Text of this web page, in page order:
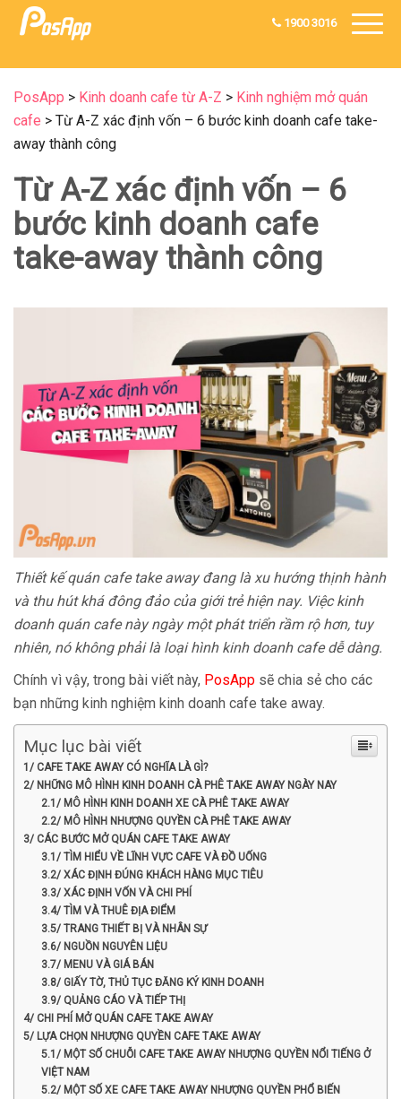
1900 3016
PosApp > Kinh doanh cafe từ A-Z > Kinh nghiệm mở quán
cafe > Từ A-Z xác định vốn – 6 bước kinh doanh cafe take-
away thành công
Từ A-Z xác định vốn – 6
bước kinh doanh cafe
take-away thành công
Thiết kế quán cafe take away đang là xu hướng thịnh hành
và thu hút khá đông đảo của giới trẻ hiện nay. Việc kinh
doanh quán cafe này ngày một phát triển rầm rộ hơn, tuy
nhiên, nó không phải là loại hình kinh doanh cafe dễ dàng.
Chính vì vậy, trong bài viết này, PosApp sẽ chia sẻ cho các
bạn những kinh nghiệm kinh doanh cafe take away.
Mục lục bài viết
1/ CAFE TAKE AWAY CÓ NGHĨA LÀ GÌ?
2/ NHỮNG MÔ HÌNH KINH DOANH CÀ PHÊ TAKE AWAY NGÀY NAY
2.1/ MÔ HÌNH KINH DOANH XE CÀ PHÊ TAKE AWAY
2.2/ MÔ HÌNH NHƯỢNG QUYỀN CÀ PHÊ TAKE AWAY
3/ CÁC BƯỚC MỞ QUÁN CAFE TAKE AWAY
3.1/ TÌM HIỂU VỀ LĨNH VỰC CAFE VÀ ĐỒ UỐNG
3.2/ XÁC ĐỊNH ĐÚNG KHÁCH HÀNG MỤC TIÊU
3.3/ XÁC ĐỊNH VỐN VÀ CHI PHÍ
3.4/ TÌM VÀ THUÊ ĐỊA ĐIỂM
3.5/ TRANG THIẾT BỊ VÀ NHÂN SỰ
3.6/ NGUỒN NGUYÊN LIỆU
3.7/ MENU VÀ GIÁ BÁN
3.8/ GIẤY TỜ, THỦ TỤC ĐĂNG KÝ KINH DOANH
3.9/ QUẢNG CÁO VÀ TIẾP THỊ
4/ CHI PHÍ MỞ QUÁN CAFE TAKE AWAY
5/ LỰA CHỌN NHƯỢNG QUYỀN CAFE TAKE AWAY
5.1/ MỘT SỐ CHUỖI CAFE TAKE AWAY NHƯỢNG QUYỀN NỔI TIẾNG Ở
VIỆT NAM
5.2/ MỘT SỐ XE CAFE TAKE AWAY NHƯỢNG QUYỀN PHỔ BIẾN